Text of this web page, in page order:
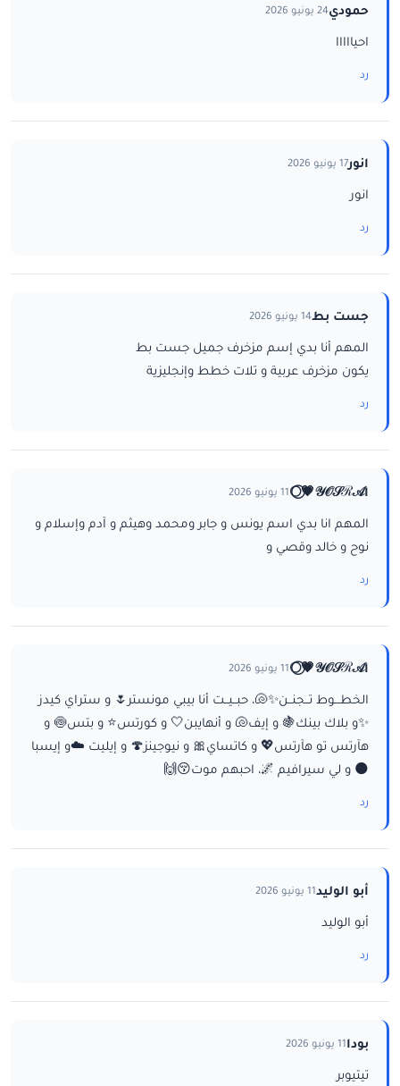
حمودي24 يونيو 2026
احيااااا
رد
انور17 يونيو 2026
انور
رد
جست بط14 يونيو 2026
المهم أنا بدي إسم مزخرف جميل جست بط
يكون مزخرف عربية و تلات خطط وإنجليزية
رد
ا𝒴𝒪𝒮ℛ𝒜💗⃝🌕 11 يونيو 2026
المهم انا بدي اسم يونس و جابر ومحمد وهيثم و آدم وإسلام و
نوح و خالد وقصي و
رد
ا𝒴𝒪𝒮ℛ𝒜💗⃝🌕 11 يونيو 2026
الخطـــوط تــجنــن✨🐚، حبــيــت أنا بيبي مونستر🌷 و ستراي كيدز
✨و بلاك بينك🍇 و إيف🐚 و أنهايبن🤍 و كورتس⭐ و بتس🍥 و
هآرتس تو هآرتس💖 و كاتساي🎀 و نيوجينز🍄 و إيليت ☁️و إيسبا
🌑 و لي سيرافيم 🌌، احبهم موت😚🙌
رد
أبو الوليد11 يونيو 2026
أبو الوليد
رد
بودا11 يونيو 2026
تيتيوبر